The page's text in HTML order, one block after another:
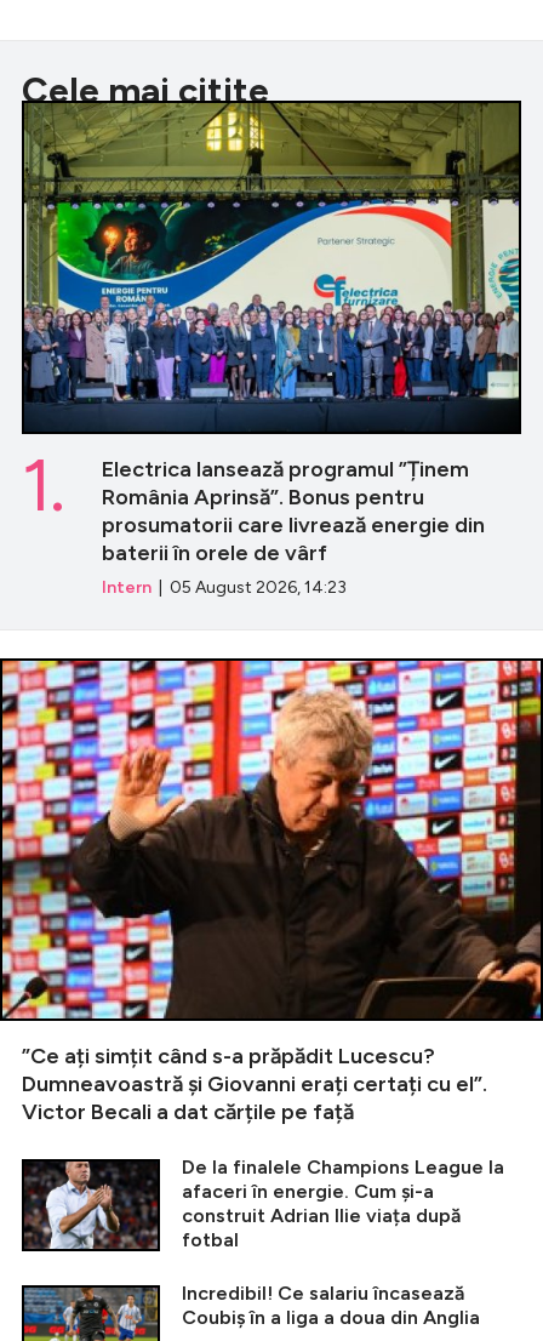
Cele mai citite
Electrica lansează programul ”Ținem
România Aprinsă”. Bonus pentru
prosumatorii care livrează energie din
baterii în orele de vârf
Intern | 05 August 2026, 14:23
1.
”Ce ați simțit când s-a prăpădit Lucescu?
Dumneavoastră și Giovanni erați certați cu el”.
Victor Becali a dat cărțile pe față
De la finalele Champions League la
afaceri în energie. Cum și-a
construit Adrian Ilie viața după
fotbal
Incredibil! Ce salariu încasează
Coubiș în a liga a doua din Anglia